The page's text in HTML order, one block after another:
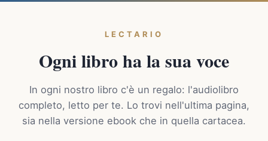
LECTARIO
Ogni libro ha la sua voce
In ogni nostro libro c'è un regalo: l'audiolibro
completo, letto per te. Lo trovi nell'ultima pagina,
sia nella versione ebook che in quella cartacea.